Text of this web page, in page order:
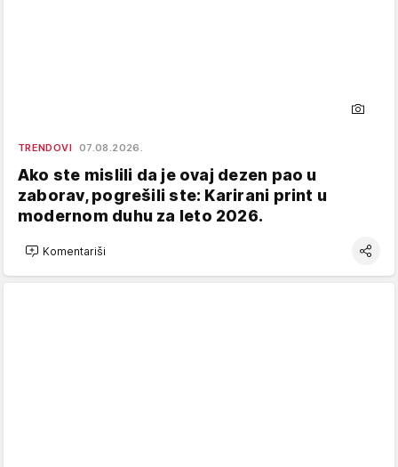
TRENDOVI 07.08.2026.
Ako ste mislili da je ovaj dezen pao u
zaborav, pogrešili ste: Karirani print u
modernom duhu za leto 2026.
Komentariši